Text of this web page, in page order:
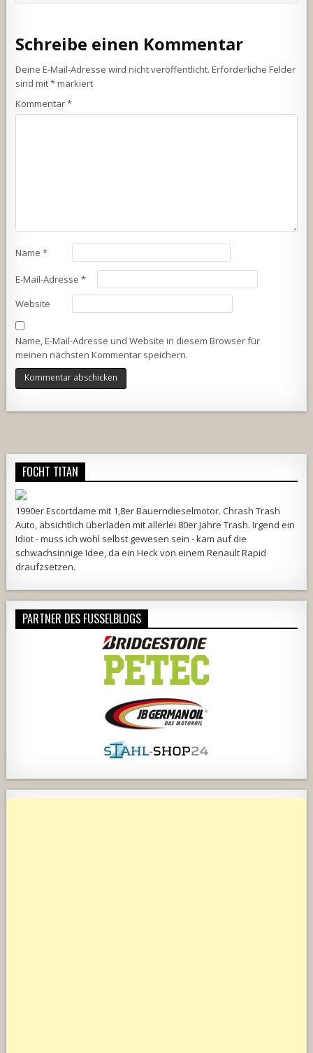
Schreibe einen Kommentar
Deine E-Mail-Adresse wird nicht veröffentlicht. Erforderliche Felder
sind mit*markiert
Kommentar*
Name*
E-Mail-Adresse*
Website
Name, E-Mail-Adresse und Website in diesem Browser für
meinen nächsten Kommentar speichern.
FOCHT TITAN
1990er Escortdame mit 1,8er Bauerndieselmotor. Chrash Trash
Auto, absichtlich überladen mit allerlei 80er Jahre Trash. Irgend ein
Idiot - muss ich wohl selbst gewesen sein - kam auf die
schwachsinnige Idee, da ein Heck von einem Renault Rapid
draufzsetzen.
PARTNER DES FUSSELBLOGS